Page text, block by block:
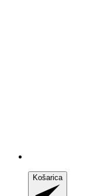
Košarica